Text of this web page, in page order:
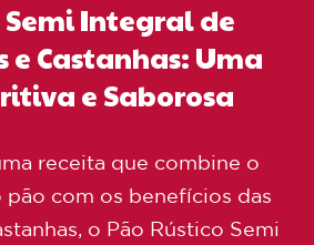
Semi Integral de
e Castanhas: Uma
e Saborosa
receita que combine o
com os benefícios das
o Pão Rústico Semi